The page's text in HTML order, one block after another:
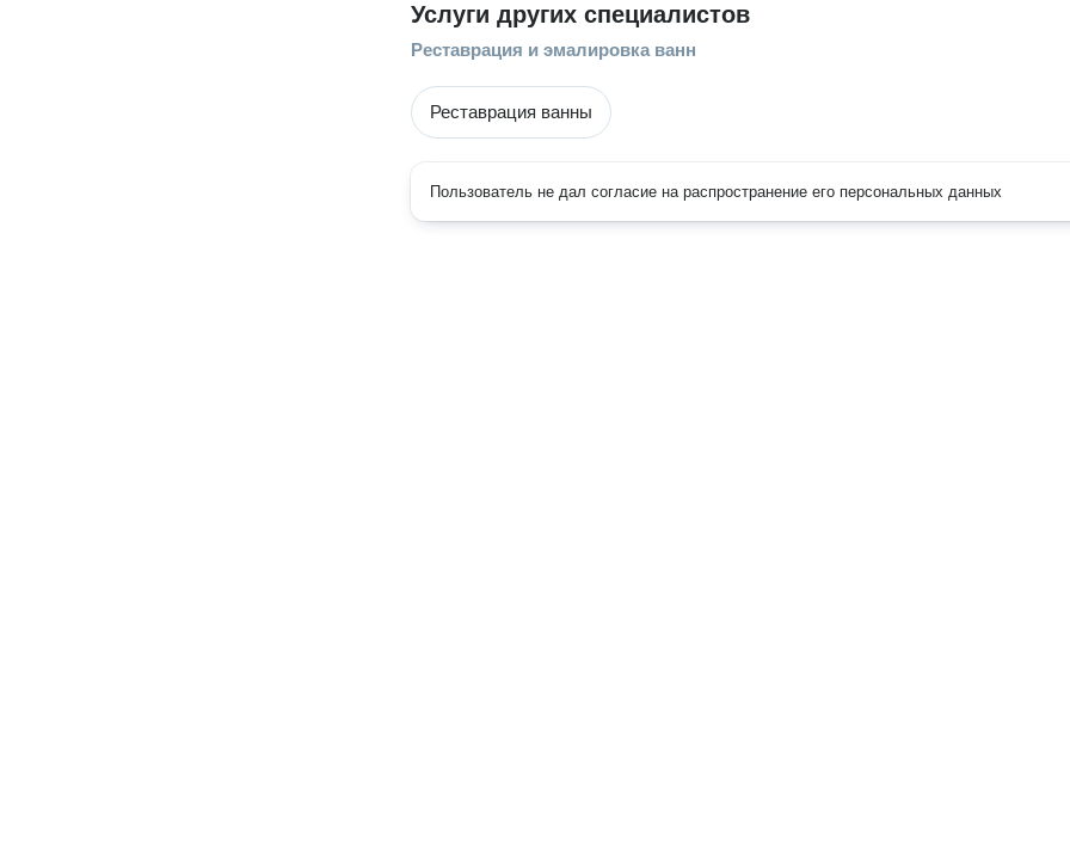
Услуги других специалистов
Реставрация и эмалировка ванн
Реставрация ванны
Пользователь не дал согласие на распространение его персональных данных